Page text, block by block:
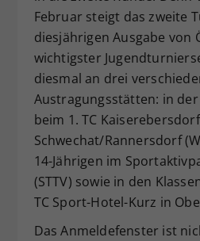
Februar steigt das zweite
diesjährigen Ausgabe von
wichtigster
diesmal an drei
Austragungsstätten: in
beim 1. TC
Schwechat/Rannersdorf
14-Jährigen im
(STTV) sowie in den
TC Sport-Hotel-Kurz in
Das Anmeldefenster ist
Zweck
Dieser Wert
Einstellungen.
zufällig
historische
Webseiten-
hat.